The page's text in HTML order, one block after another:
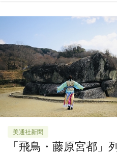
美通社新聞
「飛鳥・藤原宮都」